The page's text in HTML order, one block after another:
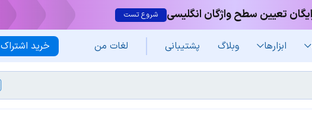
تعیین سطح واژگان انگلیسی شروع تست
خرید اشتراک ابزارها وبلاگ پشتیبانی لغات من